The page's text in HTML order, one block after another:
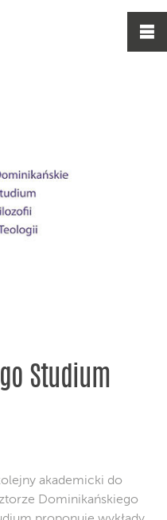
Studium
akademicki do
Dominikańskiego